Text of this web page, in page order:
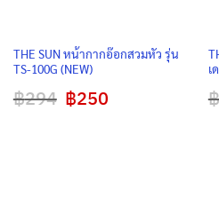
THE SUN หน้ากากอ๊อกสวมหัว รุ่น
TS-100G (NEW)
฿294 Original
price
฿250Current
price
เ
฿